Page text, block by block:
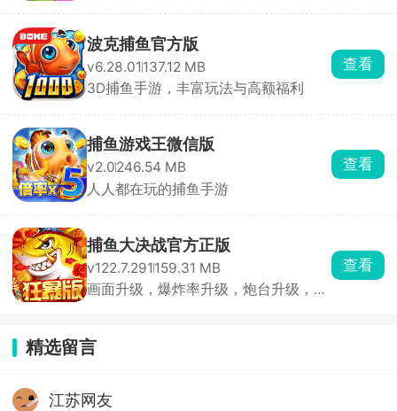
波克捕鱼官方版
v6.28.01 137.12 MB
3D捕鱼手游，丰富玩法与高额福利
查看
捕鱼游戏王微信版
v2.0246.54 MB
人人都在玩的捕鱼手游
查看
捕鱼大决战官方正版
v122.7.291 159.31 MB
画面升级，爆炸率升级，炮台升级，玩
查看
精选留言
江苏网友